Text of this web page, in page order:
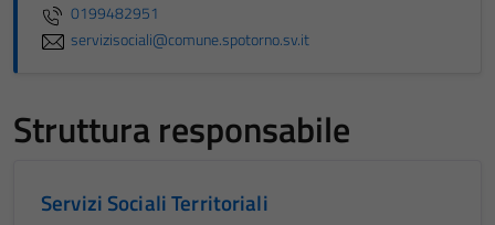
0199482951
servizisociali@comune.spotorno.sv.it
Struttura responsabile
Servizi Sociali Territoriali